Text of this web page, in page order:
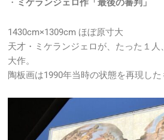
・ ミケランジェロ作「最後の審判」
1430cm×1309cm ほぼ原寸大
天才・ミケランジェロが、たった１人
大作。
陶板画は1990年当時の状態を再現した